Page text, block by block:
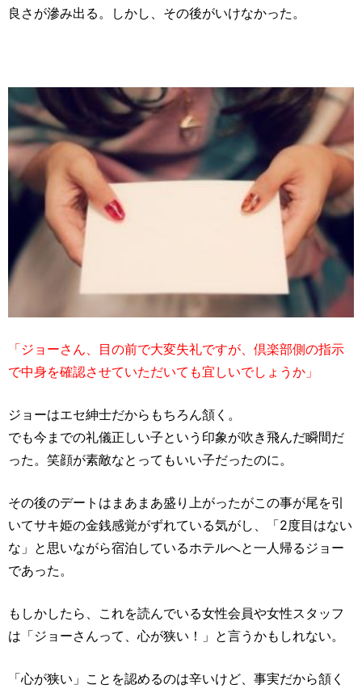
良さが滲み出る。しかし、その後がいけなかった。
「ジョーさん、目の前で大変失礼ですが、倶楽部側の指示
で中身を確認させていただいても宜しいでしょうか」
ジョーはエセ紳士だからもちろん頷く。
でも今までの礼儀正しい子という印象が吹き飛んだ瞬間だ
った。笑顔が素敵なとってもいい子だったのに。
その後のデートはまあまあ盛り上がったがこの事が尾を引
いてサキ姫の金銭感覚がずれている気がし、「2度目はない
な」と思いながら宿泊しているホテルへと一人帰るジョー
であった。
もしかしたら、これを読んでいる女性会員や女性スタッフ
は「ジョーさんって、心が狭い！」と言うかもしれない。
「心が狭い」ことを認めるのは辛いけど、事実だから頷く